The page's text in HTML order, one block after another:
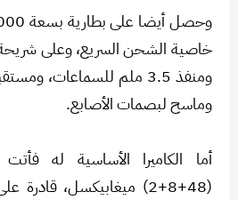
وماسح لبصمات الأصابع.
أما الكاميرا الأساسية له